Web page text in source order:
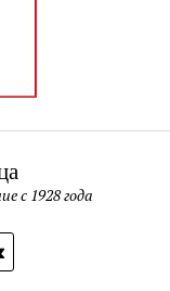
с 1928 года